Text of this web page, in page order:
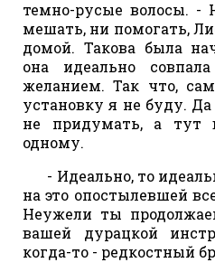
темно-русые волосы. -
мешать, ни помогать,
домой. Такова была
она идеально
желанием. Так что,
установку я не буду.
не придумать, а тут
одному.
- Идеально, то
на это опостылевшей
Неужели ты
вашей дурацкой
когда-то - редкостный